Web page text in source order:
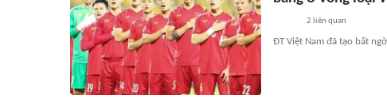
2 liên quan
ĐT Việt Nam đã tạo bất